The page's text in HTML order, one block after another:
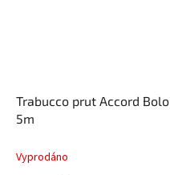
Trabucco prut Accord Bolo
5m
Vyprodáno